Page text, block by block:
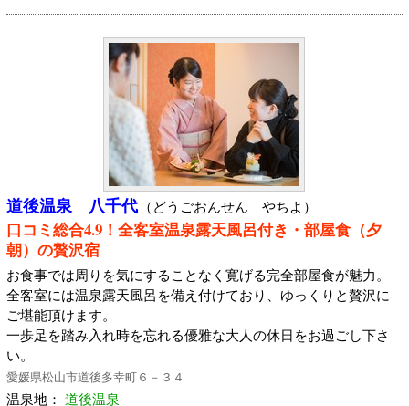
道後温泉 八千代 （どうごおんせん やちよ）
口コミ総合4.9！全客室温泉露天風呂付き・部屋食（夕
朝）の贅沢宿
お食事では周りを気にすることなく寛げる完全部屋食が魅力。
全客室には温泉露天風呂を備え付けており、ゆっくりと贅沢に
ご堪能頂けます。
一歩足を踏み入れ時を忘れる優雅な大人の休日をお過ごし下さ
い。
愛媛県松山市道後多幸町６－３４
温泉地： 道後温泉